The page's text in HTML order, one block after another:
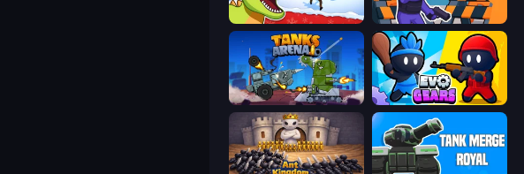
Dino Survival: 3D Simulator City Defense
Tanks Arena io: Craft & Combat Evo Gears